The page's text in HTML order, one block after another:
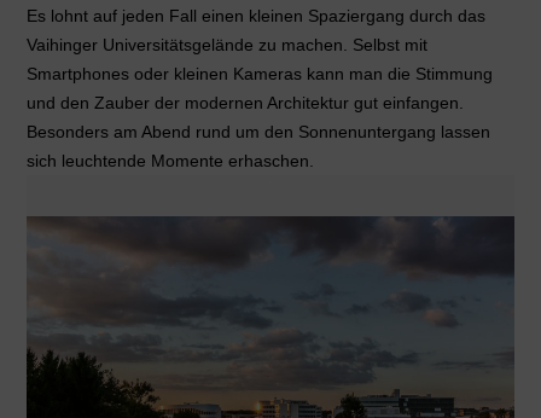
Es lohnt auf jeden Fall einen kleinen Spaziergang durch das
Vaihinger Universitätsgelände zu machen. Selbst mit
Smartphones oder kleinen Kameras kann man die Stimmung
und den Zauber der modernen Architektur gut einfangen.
Besonders am Abend rund um den Sonnenuntergang lassen
sich leuchtende Momente erhaschen.